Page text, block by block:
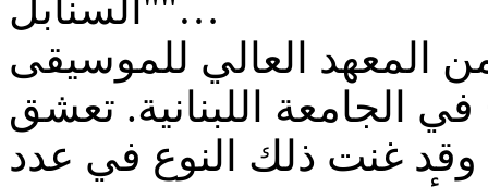
المعهد العالي للموسيقى
الجامعة اللبنانية. تعشق
وقد غنت ذلك النوع في عدد